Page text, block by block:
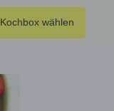
Kochbox wählen